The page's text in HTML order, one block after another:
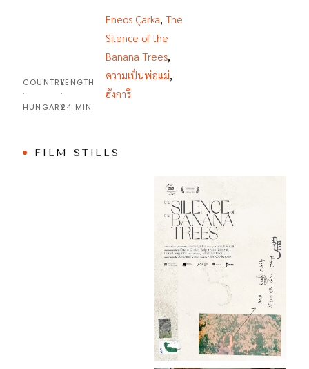
COUNTRY
:
HUNGARY
LENGTH
:
24 MIN
Eneos Çarka,The
Silence of the
Banana Trees,
ความเป็นพ่อแม่,
ฮังการี
FILM STILLS